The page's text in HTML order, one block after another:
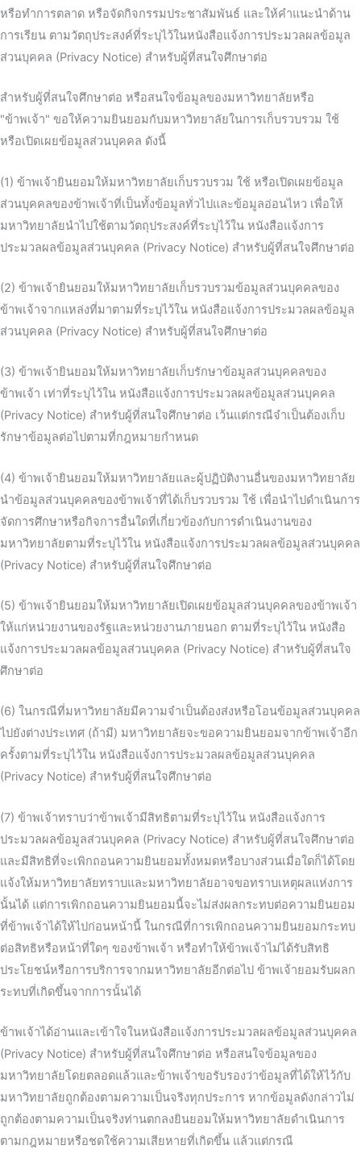
หรือทำการตลาด หรือจัดกิจกรรมประชาสัมพันธ์ และให้คำแนะนำด้าน
การเรียน ตามวัตถุประสงค์ที่ระบุไว้ในหนังสือแจ้งการประมวลผลข้อมูล
ส่วนบุคคล (Privacy Notice) สำหรับผู้ที่สนใจศึกษาต่อ
สำหรับผู้ที่สนใจศึกษาต่อ หรือสนใจข้อมูลของมหาวิทยาลัยหรือ
"ข้าพเจ้า" ขอให้ความยินยอมกับมหาวิทยาลัยในการเก็บรวบรวม ใช้
หรือเปิดเผยข้อมูลส่วนบุคคล ดังนี้
(1) ข้าพเจ้ายินยอมให้มหาวิทยาลัยเก็บรวบรวม ใช้ หรือเปิดเผยข้อมูล
ส่วนบุคคลของข้าพเจ้าที่เป็นทั้งข้อมูลทั่วไปและข้อมูลอ่อนไหว เพื่อให้
มหาวิทยาลัยนำไปใช้ตามวัตถุประสงค์ที่ระบุไว้ใน หนังสือแจ้งการ
ประมวลผลข้อมูลส่วนบุคคล (Privacy Notice) สำหรับผู้ที่สนใจศึกษาต่อ
(2) ข้าพเจ้ายินยอมให้มหาวิทยาลัยเก็บรวบรวมข้อมูลส่วนบุคคลของ
ข้าพเจ้าจากแหล่งที่มาตามที่ระบุไว้ใน หนังสือแจ้งการประมวลผลข้อมูล
ส่วนบุคคล (Privacy Notice) สำหรับผู้ที่สนใจศึกษาต่อ
(3) ข้าพเจ้ายินยอมให้มหาวิทยาลัยเก็บรักษาข้อมูลส่วนบุคคลของ
ข้าพเจ้า เท่าที่ระบุไว้ใน หนังสือแจ้งการประมวลผลข้อมูลส่วนบุคคล
(Privacy Notice) สำหรับผู้ที่สนใจศึกษาต่อ เว้นแต่กรณีจำเป็นต้องเก็บ
รักษาข้อมูลต่อไปตามที่กฎหมายกำหนด
(4) ข้าพเจ้ายินยอมให้มหาวิทยาลัยและผู้ปฏิบัติงานอื่นของมหาวิทยาลัย
นำข้อมูลส่วนบุคคลของข้าพเจ้าที่ได้เก็บรวบรวม ใช้ เพื่อนำไปดำเนินการ
จัดการศึกษาหรือกิจการอื่นใดที่เกี่ยวข้องกับการดำเนินงานของ
มหาวิทยาลัยตามที่ระบุไว้ใน หนังสือแจ้งการประมวลผลข้อมูลส่วนบุคคล
(Privacy Notice) สำหรับผู้ที่สนใจศึกษาต่อ
(5) ข้าพเจ้ายินยอมให้มหาวิทยาลัยเปิดเผยข้อมูลส่วนบุคคลของข้าพเจ้า
ให้แก่หน่วยงานของรัฐและหน่วยงานภายนอก ตามที่ระบุไว้ใน หนังสือ
แจ้งการประมวลผลข้อมูลส่วนบุคคล (Privacy Notice) สำหรับผู้ที่สนใจ
ศึกษาต่อ
(6) ในกรณีที่มหาวิทยาลัยมีความจำเป็นต้องส่งหรือโอนข้อมูลส่วนบุคคล
ไปยังต่างประเทศ (ถ้ามี) มหาวิทยาลัยจะขอความยินยอมจากข้าพเจ้าอีก
ครั้งตามที่ระบุไว้ใน หนังสือแจ้งการประมวลผลข้อมูลส่วนบุคคล
(Privacy Notice) สำหรับผู้ที่สนใจศึกษาต่อ
(7) ข้าพเจ้าทราบว่าข้าพเจ้ามีสิทธิตามที่ระบุไว้ใน หนังสือแจ้งการ
ประมวลผลข้อมูลส่วนบุคคล (Privacy Notice) สำหรับผู้ที่สนใจศึกษาต่อ
และมีสิทธิที่จะเพิกถอนความยินยอมทั้งหมดหรือบางส่วนเมื่อใดก็ได้โดย
แจ้งให้มหาวิทยาลัยทราบและมหาวิทยาลัยอาจขอทราบเหตุผลแห่งการ
นั้นได้ แต่การเพิกถอนความยินยอมนี้จะไม่ส่งผลกระทบต่อความยินยอม
ที่ข้าพเจ้าได้ให้ไปก่อนหน้านี้ ในกรณีที่การเพิกถอนความยินยอมกระทบ
ต่อสิทธิหรือหน้าที่ใดๆ ของข้าพเจ้า หรือทำให้ข้าพเจ้าไม่ได้รับสิทธิ
ประโยชน์หรือการบริการจากมหาวิทยาลัยอีกต่อไป ข้าพเจ้ายอมรับผลก
ระทบที่เกิดขึ้นจากการนั้นได้
ข้าพเจ้าได้อ่านและเข้าใจในหนังสือแจ้งการประมวลผลข้อมูลส่วนบุคคล
(Privacy Notice) สำหรับผู้ที่สนใจศึกษาต่อ หรือสนใจข้อมูลของ
มหาวิทยาลัยโดยตลอดแล้วและข้าพเจ้าขอรับรองว่าข้อมูลที่ได้ให้ไว้กับ
มหาวิทยาลัยถูกต้องตามความเป็นจริงทุกประการ หากข้อมูลดังกล่าวไม่
ถูกต้องตามความเป็นจริงท่านตกลงยินยอมให้มหาวิทยาลัยดำเนินการ
ตามกฎหมายหรือชดใช้ความเสียหายที่เกิดขึ้น แล้วแต่กรณี